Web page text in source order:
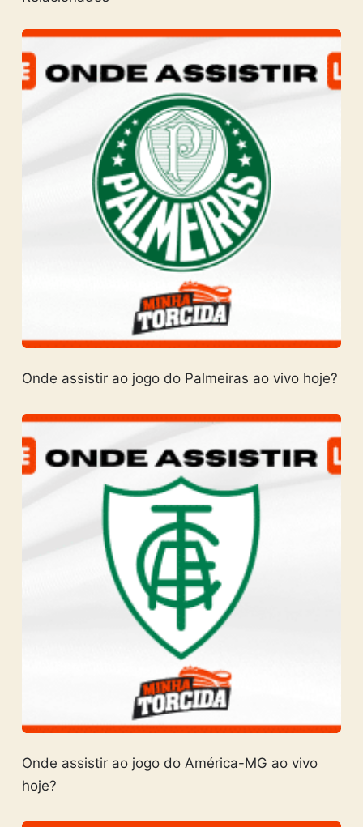
Onde assistir ao jogo do Palmeiras ao vivo hoje?
Onde assistir ao jogo do América-MG ao vivo
hoje?